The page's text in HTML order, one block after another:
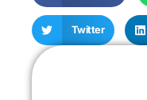
Twitter